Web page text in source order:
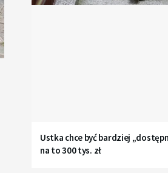
Ustka chce być bardziej
na to 300 tys. zł